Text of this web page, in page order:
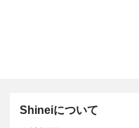
Shineiについて